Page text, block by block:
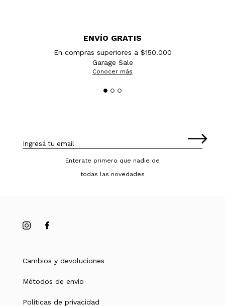
ENVÍO GRATIS
En compras superiores a $150.000
Garage Sale
Conocer más
Enterate primero que nadie de
todas las novedades
Cambios y devoluciones
Métodos de envío
Políticas de privacidad